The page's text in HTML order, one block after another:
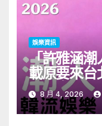
娛樂資訊
「許雅涵
載原要來台
見面會8/9
8 月 4, 2026